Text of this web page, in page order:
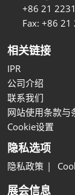
+86 21
Fax: +86
相关链接
IPR
公司介绍
联系我们
网站使用条款与
Cookie设置
隐私选项
隐私政策
展会信息